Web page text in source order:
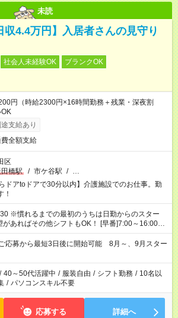
未読
収4.4万円】入居者さんの見守り
社会人未経験OK
ブランクOK
円（時給2300円×16時間勤務＋残業・深夜割
支給あり
全額支給
区
橋駅 / 市ケ谷駅 / …
らドアtoドアで30分以内】介護施設でのお仕事。勤
！
※慣れるまでの最初のうちは日勤からのスター
[遅番]10:00～19:00など ※Wワーク希望の方
仕事で希望する勤務時間と、もう1つのお仕事の勤
で週40時間を超える場合は応募できません。
募から最短3日後に開始可能 8月～、9月スター
/ 40～50代活躍中 / 服装自由 / シフト勤務 / 10名以
/ パソコンスキル不要
応募する 詳細へ